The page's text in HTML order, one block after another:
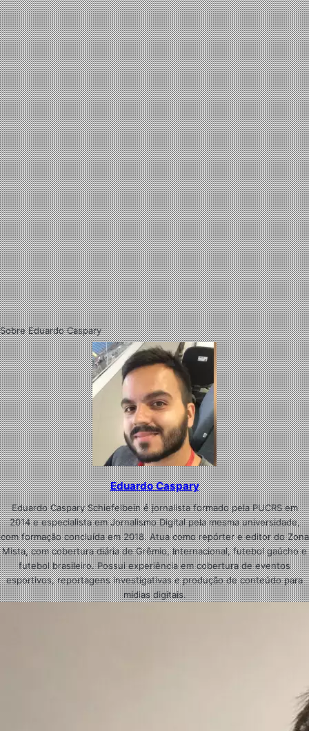
Sobre Eduardo Caspary
Eduardo Caspary
Eduardo Caspary Schiefelbein é jornalista formado pela PUCRS em
2014 e especialista em Jornalismo Digital pela mesma universidade,
com formação concluída em 2018. Atua como repórter e editor do Zona
Mista, com cobertura diária de Grêmio, Internacional, futebol gaúcho e
futebol brasileiro. Possui experiência em cobertura de eventos
esportivos, reportagens investigativas e produção de conteúdo para
mídias digitais.